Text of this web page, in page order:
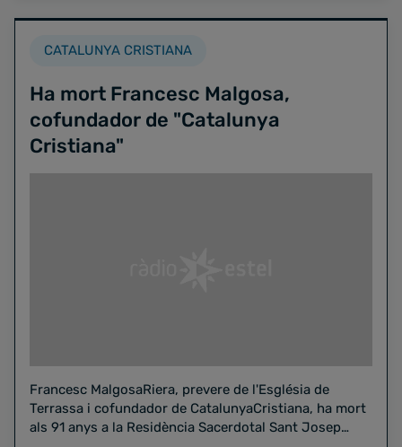
CATALUNYA CRISTIANA
Ha mort Francesc Malgosa,
cofundador de "Catalunya
Cristiana"
Francesc MalgosaRiera, prevere de l'Església de
Terrassa i cofundador de CatalunyaCristiana, ha mort
als 91 anys a la Residència Sacerdotal Sant Josep